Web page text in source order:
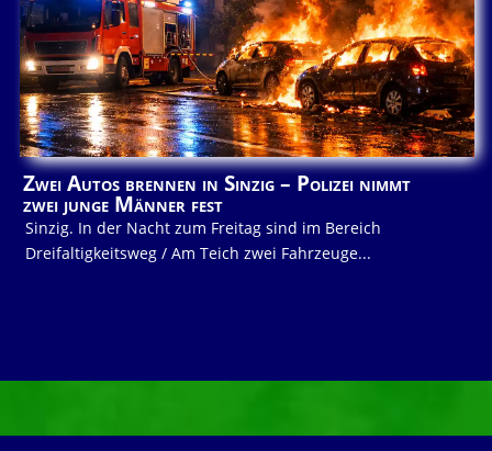
Zwei Autos brennen in Sinzig – Polizei nimmt
zwei junge Männer fest
Sinzig. In der Nacht zum Freitag sind im Bereich
Dreifaltigkeitsweg / Am Teich zwei Fahrzeuge...